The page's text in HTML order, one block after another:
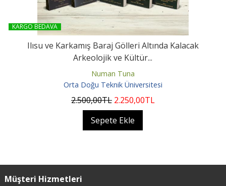
KARGO BEDAVA
Ilısu ve Karkamış Baraj Gölleri Altında Kalacak
Arkeolojik ve Kültür...
Numan Tuna
Orta Doğu Teknik Üniversitesi
2.500,00TL 2.250,00TL
Sepete Ekle
Müşteri Hizmetleri